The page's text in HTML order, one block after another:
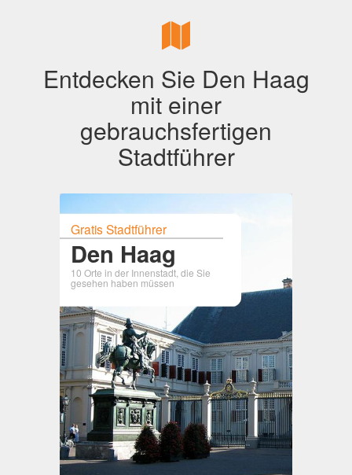
Entdecken Sie Den Haag
mit einer
gebrauchsfertigen
Stadtführer
Gratis Stadtführer
Den Haag
10 Orte in der Innenstadt, die Sie
gesehen haben müssen